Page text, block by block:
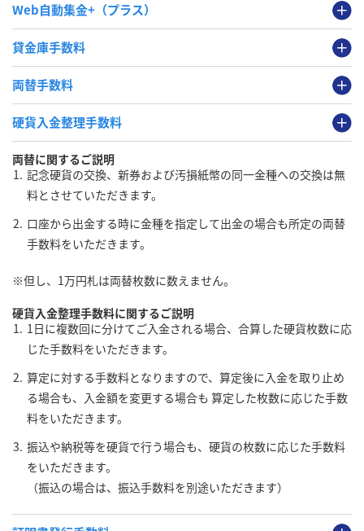
Web自動集金+（プラス）
貸金庫手数料
両替手数料
硬貨入金整理手数料
両替に関するご説明
記念硬貨の交換、新券および汚損紙幣の同一金種への交換は無
料とさせていただきます。
口座から出金する時に金種を指定して出金の場合も所定の両替
手数料をいただきます。
※但し、1万円札は両替枚数に数えません。
硬貨入金整理手数料に関するご説明
1日に複数回に分けてご入金される場合、合算した硬貨枚数に応
じた手数料をいただきます。
算定に対する手数料となりますので、算定後に入金を取り止め
る場合も、入金額を変更する場合も 算定した枚数に応じた手数
料をいただきます。
振込や納税等を硬貨で行う場合も、硬貨の枚数に応じた手数料
をいただきます。
（振込の場合は、振込手数料を別途いただきます）